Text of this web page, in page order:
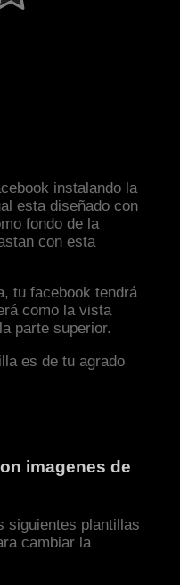
instalando la
esta diseñado con
fondo de la
con esta
tu facebook tendrá
como la vista
parte superior.
es de tu agrado
imagenes de
siguientes plantillas
cambiar la